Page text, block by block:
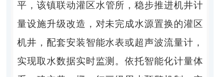
平， 该镇联动灌区水管所，稳步推进机井计
量设施升级改造，对未完成水源置换的灌区
机井，配套安装智能水表或超声波流量计，
实现取水数据实时监测。依托智能化计量体